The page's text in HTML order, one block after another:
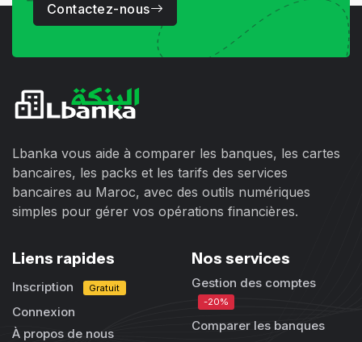
Contactez-nous
Lbanka vous aide à comparer les banques, les cartes
bancaires, les packs et les tarifs des services
bancaires au Maroc, avec des outils numériques
simples pour gérer vos opérations financières.
Liens rapides
Inscription Gratuit
Connexion
À propos de nous
Nos services
Gestion des comptes
-20%
Comparer les banques